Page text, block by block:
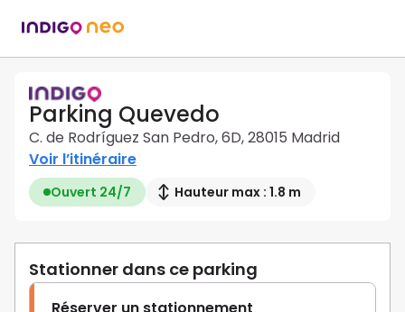
Parking Quevedo
C. de Rodríguez San Pedro, 6D, 28015 Madrid
Voir l’itinéraire
Ouvert 24/7 Hauteur max : 1.8 m
Stationner dans ce parking